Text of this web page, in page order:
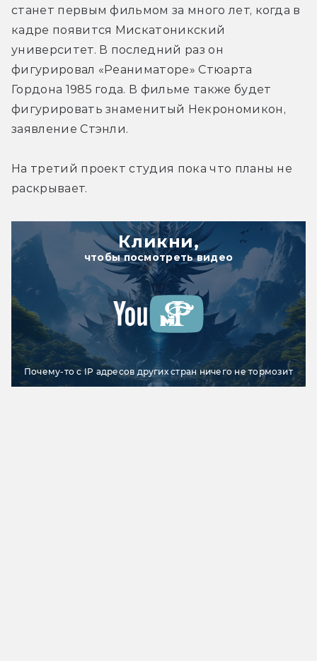
станет первым фильмом за много лет, когда в
кадре появится Мискатоникский
университет. В последний раз он
фигурировал «Реаниматоре» Стюарта
Гордона 1985 года. В фильме также будет
фигурировать знаменитый Некрономикон,
заявление Стэнли.
На третий проект студия пока что планы не
раскрывает.
Кликни,
чтобы посмотреть видео
Почему-то с IP адресов других стран ничего не тормозит